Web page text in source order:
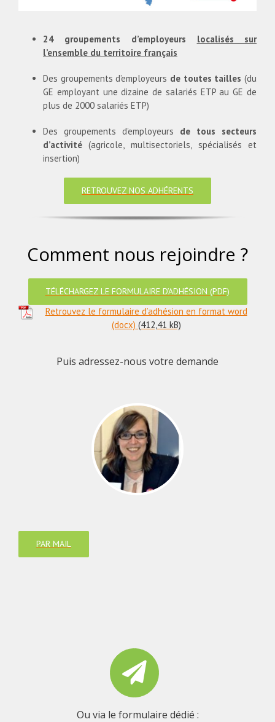
24 groupements d’employeurs localisés sur
l’ensemble du territoire français
Des groupements d’employeurs de toutes tailles(du
GE employant une dizaine de salariés ETP au GE de
plus de 2000 salariés ETP)
Des groupements d’employeurs de tous secteurs
d’activité(agricole, multisectoriels, spécialisés et
insertion)
RETROUVEZ NOS ADHÉRENTS
Comment nous rejoindre ?
TÉLÉCHARGEZ LE FORMULAIRE D’ADHÉSION (PDF)
Retrouvez le formulaire d’adhésion en format word
(docx)
Puis adressez-nous votre demande
PAR MAIL
Ou via le formulaire dédié :